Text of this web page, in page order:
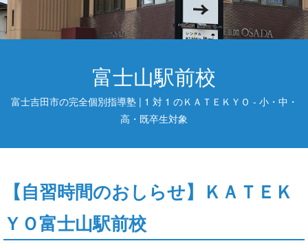
富士山駅前校
富士吉田市の完全個別指導塾 | 1 対 1 のＫＡＴＥＫＹＯ - 小・中・
高・既卒生対象
【自習時間のおしらせ】ＫＡＴＥＫ
ＹＯ富士山駅前校